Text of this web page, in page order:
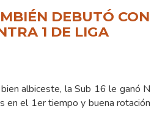
DEBUTÓ CON
1 DE LIGA
albiceste, la Sub 16 le ganó N
en el 1er tiempo y buena rotación